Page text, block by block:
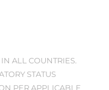
ALL COUNTRIES.
STATUS
PER APPLICABLE